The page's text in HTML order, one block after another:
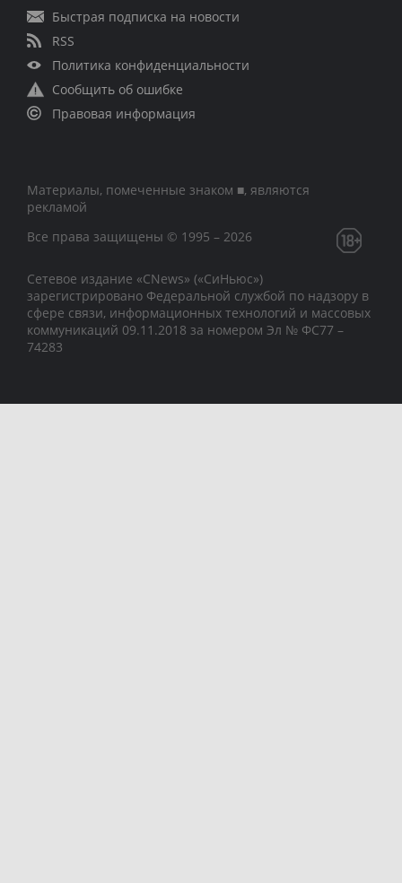
Быстрая подписка на новости
RSS
Политика конфиденциальности
Сообщить об ошибке
Правовая информация
Материалы, помеченные знаком ■, являются
рекламой
Все права защищены © 1995 – 2026
Сетевое издание «CNews» («СиНьюс»)
зарегистрировано Федеральной службой по надзору в
сфере связи, информационных технологий и массовых
коммуникаций 09.11.2018 за номером Эл № ФС77 –
74283